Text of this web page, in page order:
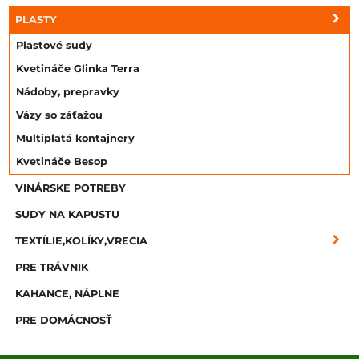
PLASTY
Plastové sudy
Kvetináče Glinka Terra
Nádoby, prepravky
Vázy so záťažou
Multiplatá kontajnery
Kvetináče Besop
VINÁRSKE POTREBY
SUDY NA KAPUSTU
TEXTÍLIE,KOLÍKY,VRECIA
PRE TRÁVNIK
KAHANCE, NÁPLNE
PRE DOMÁCNOSŤ